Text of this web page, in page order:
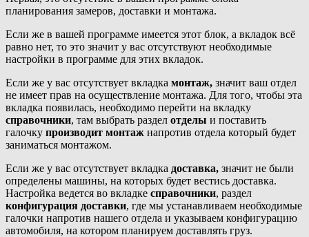
планирования замеров, доставки и монтажа.
Если же в вашей программе имеется этот блок, а вкладок всё
равно нет, то это значит у вас отсутствуют необходимые
настройки в программе для этих вкладок.
Если же у вас отсутствует вкладка монтаж, значит ваш отдел
не имеет прав на осуществление монтажа. Для того, чтобы эта
вкладка появилась, необходимо перейти на вкладку
справочники, там выбрать раздел отделы и поставить
галочку производит монтаж напротив отдела который будет
заниматься монтажом.
Если же у вас отсутствует вкладка доставка, значит не были
определены машины, на которых будет вестись доставка.
Настройка ведется во вкладке справочники, раздел
конфигурация доставки, где мы устанавливаем необходимые
галочки напротив нашего отдела и указываем конфигурацию
автомобиля, на котором планируем доставлять груз.